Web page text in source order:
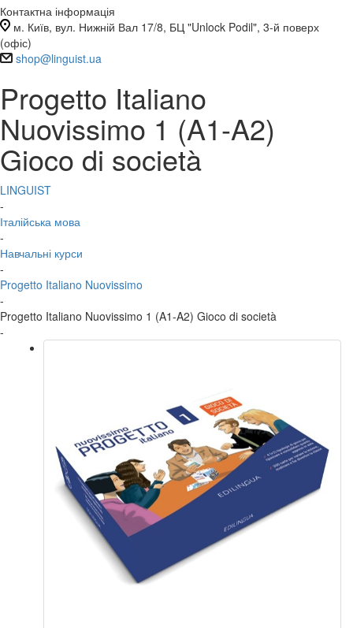
Контактна інформація
м. Київ, вул. Нижній Вал 17/8, БЦ "Unlock Podil", 3-й поверх
(офіс)
shop@linguist.ua
Progetto Italiano
Nuovissimo 1 (A1-A2)
Gioco di società
LINGUIST
-
Італійська мова
-
Навчальні курси
-
Progetto Italiano Nuovissimo
-
Progetto Italiano Nuovissimo 1 (A1-A2) Gioco di società
-